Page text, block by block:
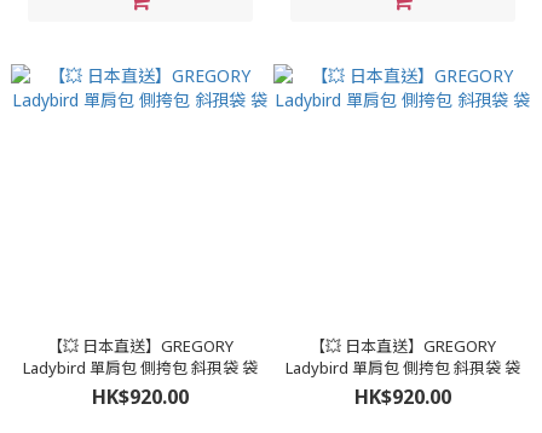
【💥 日本直送】GREGORY
Ladybird 單肩包 側挎包 斜孭袋 袋
HK$920.00
【💥 日本直送】GREGORY
Ladybird 單肩包 側挎包 斜孭袋 袋
HK$920.00